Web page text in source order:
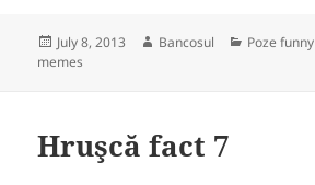
Posted
on
July 8, 2013 Author
Bancosul Categories
Poze funny
memes
Hruşcă fact 7